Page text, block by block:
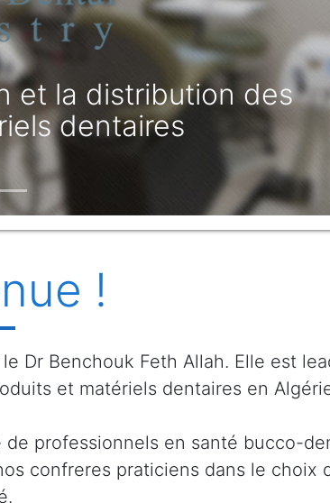
!
Dr Benchouk Feth Allah. Elle est
et matériels dentaires en
professionnels en santé bucco-
confreres praticiens dans le choix